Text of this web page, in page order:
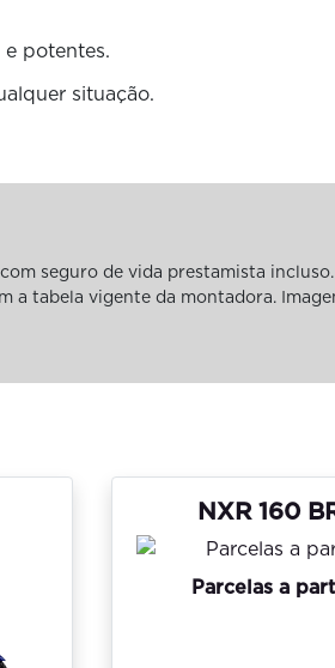
potentes.
situação.
seguro de vida prestamista
a tabela vigente da montadora.
NXR 160
Parcelas a